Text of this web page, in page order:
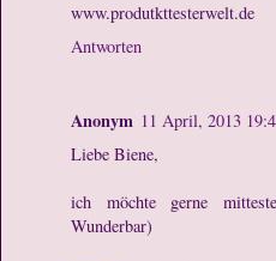
www.produtkttesterwelt.de
Antworten
Anonym 11 April, 2013
Liebe Biene,
ich möchte gerne
Wunderbar)